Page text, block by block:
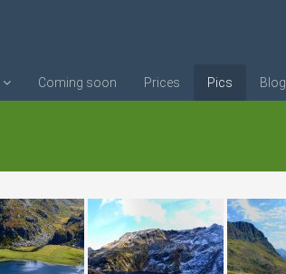
Coming soon Prices Pics Blog